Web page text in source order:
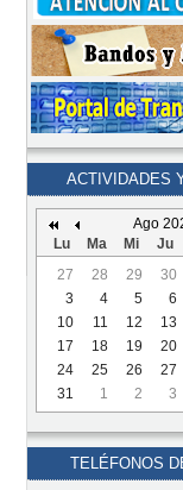
ACTIVIDADES
Ago
Lu
Ma Mi Ju
27
28 29 30
3
4 5 6
10
11 12 13
17
18 19 20
24
25 26 27
31
1 2 3
TELÉFONOS